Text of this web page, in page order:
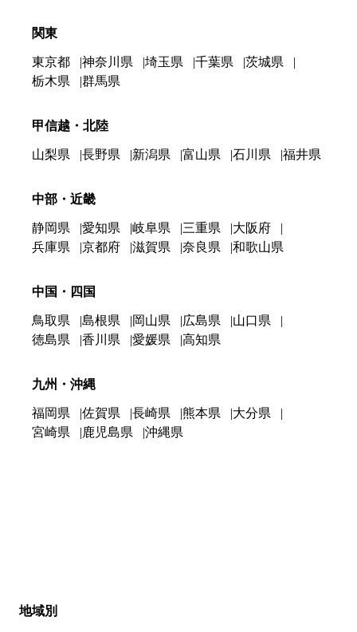
関東
東京都 神奈川県 埼玉県 千葉県
茨城県
栃木県
群馬県
甲信越・北陸
山梨県 長野県 新潟県 富山県 石川県 福井県
中部・近畿
静岡県 愛知県 岐阜県 三重県
大阪府
兵庫県
京都府 滋賀県 奈良県 和歌山県
中国・四国
鳥取県 島根県 岡山県 広島県
山口県
徳島県
香川県 愛媛県 高知県
九州・沖縄
福岡県 佐賀県 長崎県 熊本県
大分県
宮崎県
鹿児島県 沖縄県
地域別